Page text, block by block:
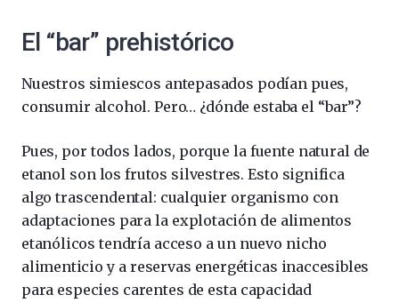
El “bar” prehistórico
Nuestros simiescos antepasados podían pues,
consumir alcohol. Pero… ¿dónde estaba el “bar”?
Pues, por todos lados, porque la fuente natural de
etanol son los frutos silvestres. Esto significa
algo trascendental: cualquier organismo con
adaptaciones para la explotación de alimentos
etanólicos tendría acceso a un nuevo nicho
alimenticio y a reservas energéticas inaccesibles
para especies carentes de esta capacidad